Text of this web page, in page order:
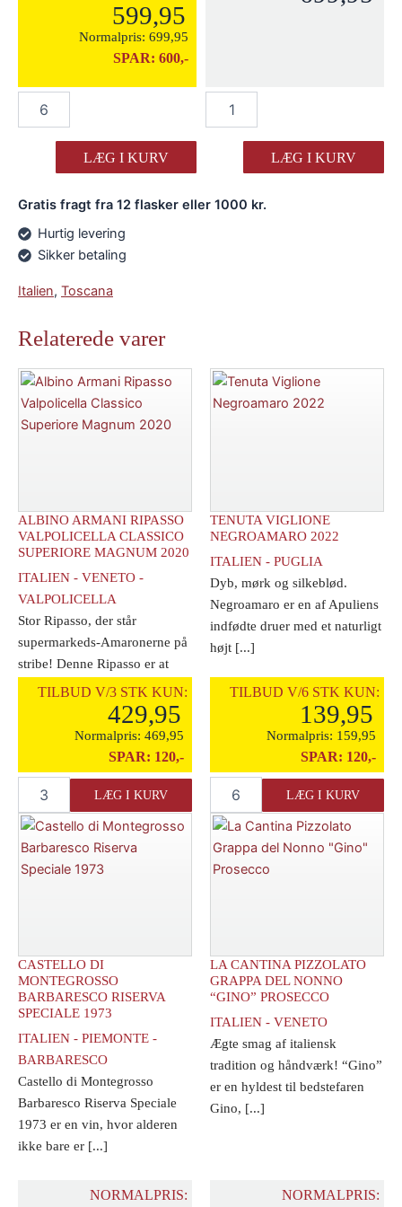
599,95
Normalpris: 699,95
SPAR: 600,-
Piccolomini
"Vigna
2020
antal
LÆG I KURV
Piccolomini
"Vigna
2020
LÆG I KURV
Gratis fragt fra 12 flasker eller 1000 kr.
Hurtig levering
Sikker betaling
Italien, Toscana
Relaterede varer
ALBINO ARMANI RIPASSO
VALPOLICELLA CLASSICO
SUPERIORE MAGNUM 2020
ITALIEN - VENETO -
VALPOLICELLA
Stor Ripasso, der står
supermarkeds-Amaronerne på
stribe! Denne Ripasso er at
regne som [...]
TILBUD V/3 STK KUN:
429,95
Normalpris: 469,95
SPAR: 120,-
Armani
Ripasso
Classico
Superiore
LÆG I KURV
TENUTA VIGLIONE
NEGROAMARO 2022
ITALIEN - PUGLIA
Dyb, mørk og silkeblød.
Negroamaro er en af Apuliens
indfødte druer med et naturligt
højt [...]
TILBUD V/6 STK KUN:
139,95
Normalpris: 159,95
SPAR: 120,-
Viglione
Negroamaro
antal
LÆG I KURV
CASTELLO DI
MONTEGROSSO
BARBARESCO RISERVA
SPECIALE 1973
ITALIEN - PIEMONTE -
BARBARESCO
Castello di Montegrosso
Barbaresco Riserva Speciale
1973 er en vin, hvor alderen
ikke bare er [...]
NORMALPRIS:
LA CANTINA PIZZOLATO
GRAPPA DEL NONNO
“GINO” PROSECCO
ITALIEN - VENETO
Ægte smag af italiensk
tradition og håndværk! “Gino”
er en hyldest til bedstefaren
Gino, [...]
NORMALPRIS: